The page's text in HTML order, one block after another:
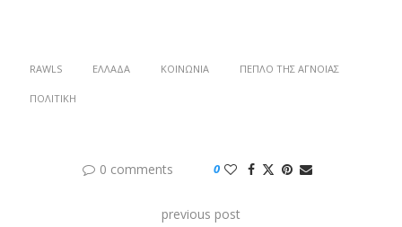
RAWLS ΕΛΛΆΔΑ ΚΟΙΝΩΝΊΑ ΠΈΠΛΟ ΤΗΣ ΆΓΝΟΙΑΣ
ΠΟΛΙΤΙΚΉ
0 comments 0
previous post